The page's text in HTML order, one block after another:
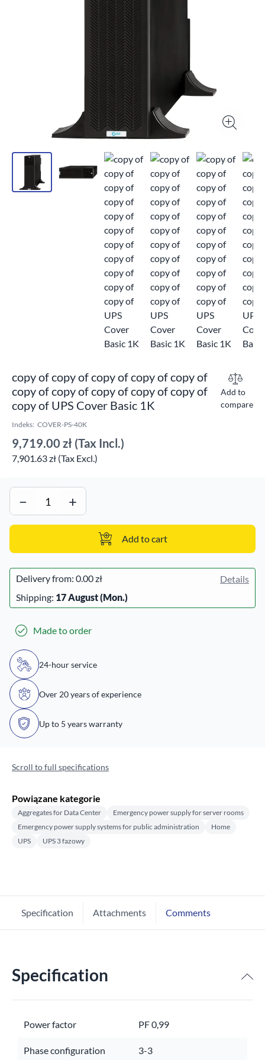
copy of copy of copy of copy of copy of
copy of copy of copy of copy of copy of
copy of UPS Cover Basic 1K
Add to
compare
Indeks: COVER-PS-40K
9,719.00 zł (Tax Incl.)
7,901.63 zł (Tax Excl.)
− +
Add to cart
Delivery from: 0.00 zł
Details
Shipping: 17 August (Mon.)
Made to order
24-hour service
Over 20 years of experience
Up to 5 years warranty
Scroll to full specifications
Powiązane kategorie
Aggregates for Data Center
Emergency power supply for server rooms
Emergency power supply systems for public administration
Home
UPS
UPS 3 fazowy
Specification Attachments Comments
Specification
Power factor PF 0,99
Phase configuration 3-3